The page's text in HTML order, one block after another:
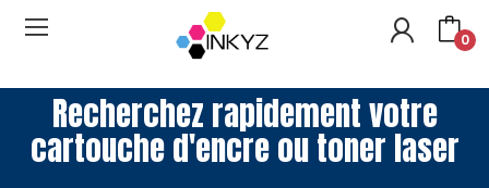
0
Recherchez rapidement votre
cartouche d'encre ou toner laser